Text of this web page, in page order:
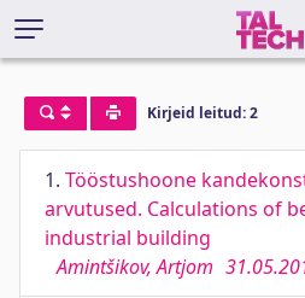
Kirjeid leitud: 2
1. Tööstushoone
arvutused. Calculations of
industrial building
Amintšikov, Artjom